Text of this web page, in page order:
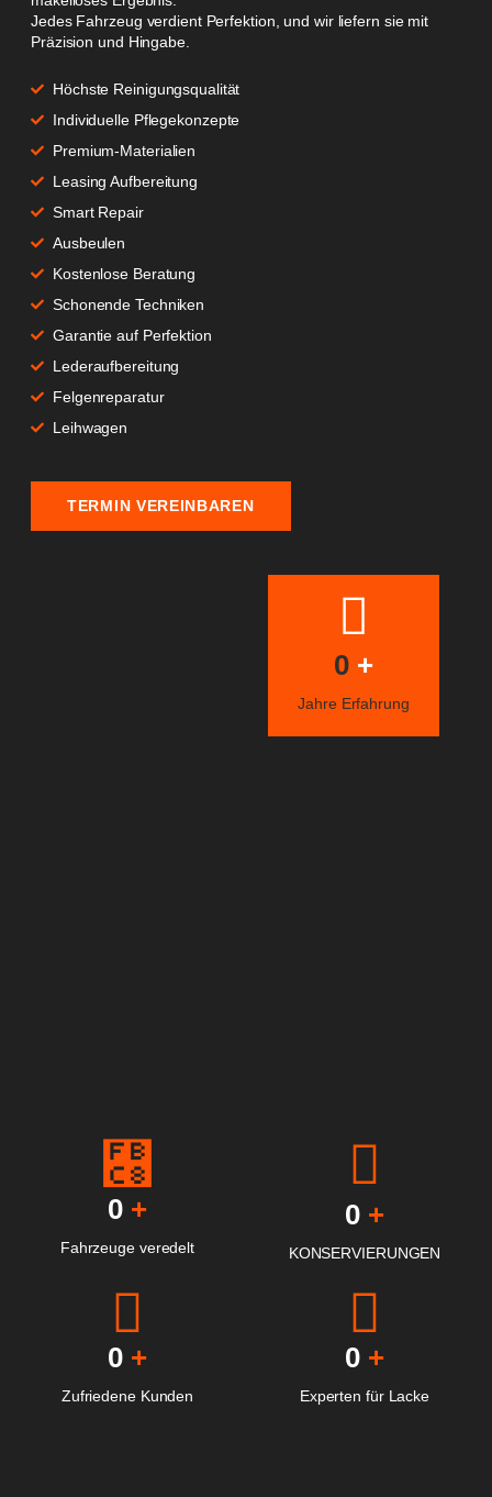
Jedes Fahrzeug verdient Perfektion, und wir liefern sie mit
Präzision und Hingabe.
Höchste Reinigungsqualität
Individuelle Pflegekonzepte
Premium-Materialien
Leasing Aufbereitung
Smart Repair
Ausbeulen
Kostenlose Beratung
Schonende Techniken
Garantie auf Perfektion
Lederaufbereitung
Felgenreparatur
Leihwagen
TERMIN VEREINBAREN
0 +
Jahre Erfahrung
0 +
Fahrzeuge veredelt
0 +
KONSERVIERUNGEN
0 +
Zufriedene Kunden
0 +
Experten für Lacke